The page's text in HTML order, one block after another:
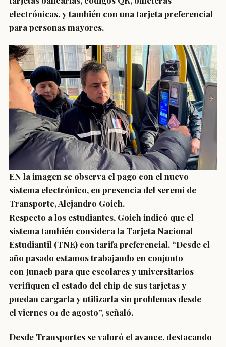
electrónicas, y también con una tarjeta preferencial
para personas mayores.
EN la imagen se observa el pago con el nuevo
sistema electrónico, en presencia del seremi de
Transporte, Alejandro Goich.
Respecto a los estudiantes, Goich indicó que el
sistema también considera la Tarjeta Nacional
Estudiantil (TNE) con tarifa preferencial. “Desde el
año pasado estamos trabajando en conjunto
con Junaeb para que escolares y universitarios
verifiquen el estado del chip de sus tarjetas y
puedan cargarla y utilizarla sin problemas desde
el viernes 01 de agosto”, señaló.
Desde Transportes se valoró el avance, destacando